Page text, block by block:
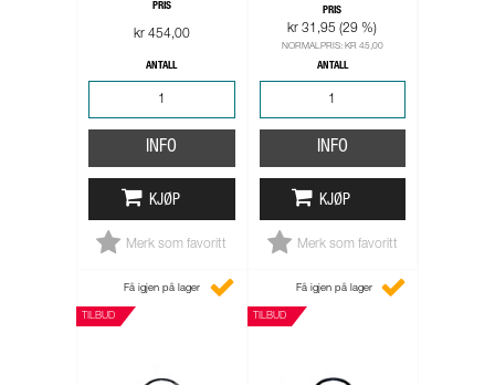
PRIS
kr 454,00
ANTALL
INFO
KJØP
Merk som favoritt
PRIS
kr 31,95 (29 %)
NORMALPRIS: KR 45,00
ANTALL
INFO
KJØP
Merk som favoritt
TILBUD
Få igjen på lager
TILBUD
Få igjen på lager